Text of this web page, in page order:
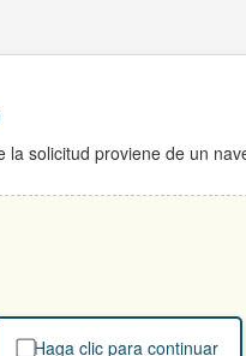
la solicitud proviene de un
Haga clic para continuar